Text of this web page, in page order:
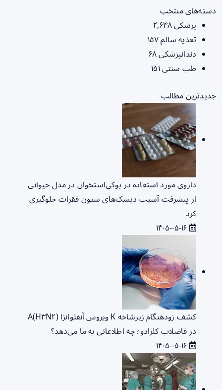
دسته‌های منتخب
پزشکی۲,۶۳۸
تغذیه سالم۱۵۷
دندانپزشکی۶۸
طب سنتی۱۵۱
جدیدترین مطالب
داروی مورد استفاده در پوکی‌استخوان در مدل حیوانی
از پیشرفت آسیب دیسک‌های ستون فقرات جلوگیری
کرد
کشف زودهنگام زیرشاخه K ویروس آنفلوانزا A(H۳N۲)
در فاضلاب کلرادو؛ چه اطلاعاتی به ما می‌دهد؟